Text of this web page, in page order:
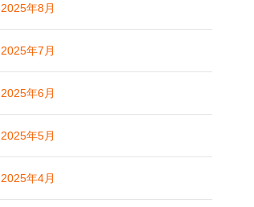
2025年8月
2025年7月
2025年6月
2025年5月
2025年4月